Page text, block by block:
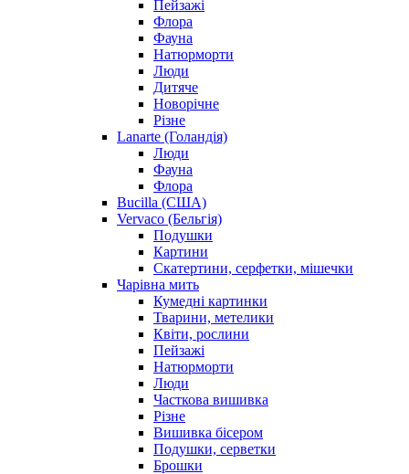
Пейзажі
Флора
Фауна
Натюрморти
Люди
Дитяче
Новорічне
Різне
Lanarte (Голандія)
Люди
Фауна
Флора
Bucilla (США)
Vervaco (Бельгія)
Подушки
Картини
Скатертини, серфетки, мішечки
Чарiвна мить
Кумедні картинки
Тварини, метелики
Квіти, рослини
Пейзажі
Натюрморти
Люди
Часткова вишивка
Різне
Вишивка бісером
Подушки, серветки
Брошки